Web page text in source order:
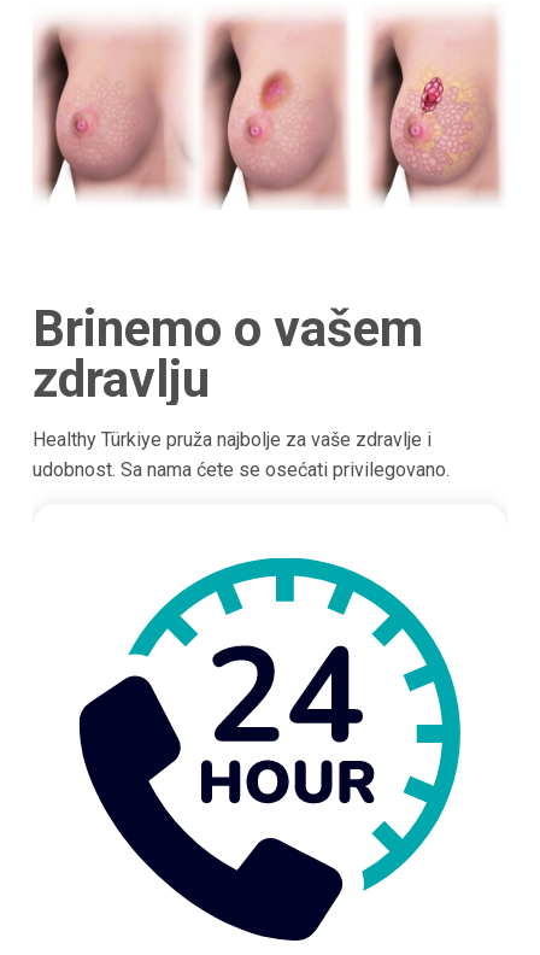
Brinemo o vašem
zdravlju
Healthy Türkiye pruža najbolje za vaše zdravlje i
udobnost. Sa nama ćete se osećati privilegovano.